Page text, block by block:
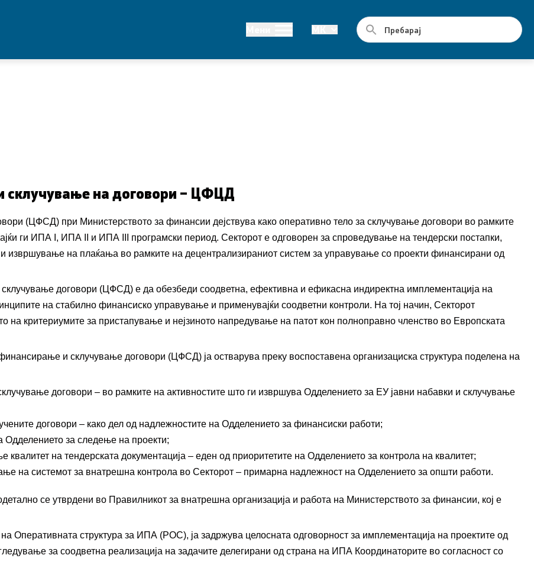
контрола во јавниот
планирање
јавни финансии
едукација
инспекција во
Јавни набавки
Е-сервиси
Корисни линкови
Изјава за пристапност
склучување на договори – ЦФЦД
(ЦФСД) при Министерството за финансии дејствува како оперативно тело за склучување договори во рамките
ги ИПА I, ИПА II и ИПА III програмски период. Секторот е одговорен за спроведување на тендерски постапки,
извршување на плаќања во рамките на децентрализираниот систем за управување со проекти финансирани од
договори (ЦФСД) е да обезбеди соодветна, ефективна и ефикасна индиректна имплементација на
на стабилно финансиско управување и применувајќи соодветни контроли. На тој начин, Секторот
критериумите за пристапување и нејзиното напредување на патот кон полноправно членство во Европската
и склучување договори (ЦФСД) ја остварува преку воспоставена организациска структура поделена на
договори – во рамките на активностите што ги извршува Одделението за ЕУ јавни набавки и склучување
договори – како дел од надлежностите на Одделението за финансиски работи;
за следење на проекти;
на тендерската документација – еден од приоритетите на Одделението за контрола на квалитет;
на системот за внатрешна контрола во Секторот – примарна надлежност на Одделението за општи работи.
се утврдени во Правилникот за внатрешна организација и работа на Министерството за финансии, кој е
Оперативната структура за ИПА (РОС), ја задржува целосната одговорност за имплементација на проектите од
за соодветна реализација на задачите делегирани од страна на ИПА Координаторите во согласност со